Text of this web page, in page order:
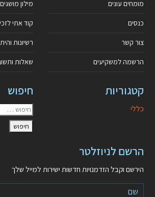
מומחים עונים
כנסים
צור קשר
הרשמה למשקיעים
מילון מושגים
קוד אתי
רשיונות
שאלות
קטגוריות
כללי
חיפוש
הרשם לניוזלטר
הירשם וקבל הזדמנויות חדשות ישירות למייל שלך